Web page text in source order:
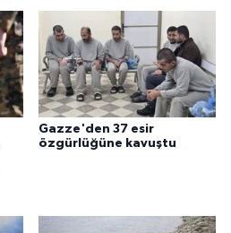
Gazze'den 37 esir
özgürlüğüne kavuştu